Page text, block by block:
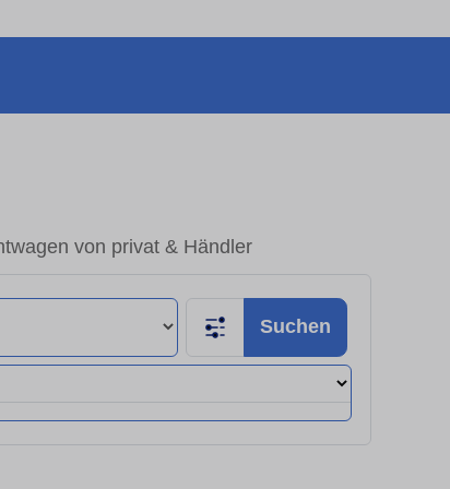
von privat & Händler
Suchen